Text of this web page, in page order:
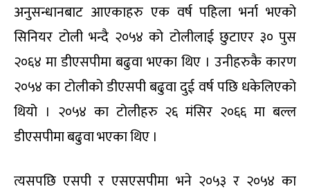
अनुसन्धानबाट आएकाहरु एक वर्ष पहिला भर्ना भएको
सिनियर टोली भन्दै २०५४ को टोलीलाई छुटाएर ३० पुस
२०६४ मा डीएसपीमा बढुवा भएका थिए । उनीहरुकै कारण
२०५४ का टोलीको डीएसपी बढुवा दुई वर्ष पछि धकेलिएको
थियो । २०५४ का टोलीहरु २६ मंसिर २०६६ मा बल्ल
डीएसपीमा बढुवा भएका थिए ।
त्यसपछि एसपी र एसएसपीमा भने २०५३ र २०५४ का